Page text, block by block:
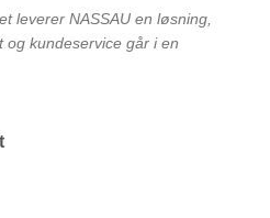
leverer NASSAU en løsning,
og kundeservice går i en